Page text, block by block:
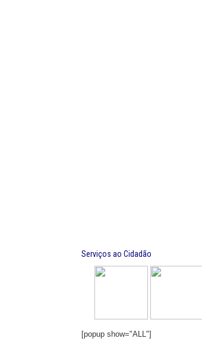
Serviços ao Cidadão
[popup show="ALL"]